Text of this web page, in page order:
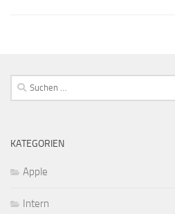
Suchen
nach:
KATEGORIEN
Apple
Intern